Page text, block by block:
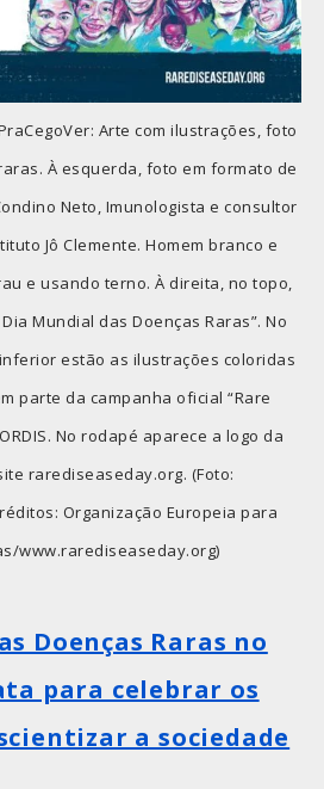
Arte com ilustrações, foto
À esquerda, foto em formato de
Neto, Imunologista e consultor
Jô Clemente. Homem branco e
e usando terno. À direita, no topo,
Mundial das Doenças Raras”. No
estão as ilustrações coloridas
parte da campanha oficial “Rare
No rodapé aparece a logo da
rarediseaseday.org. (Foto:
Organização Europeia para
www.rarediseaseday.org)
Doenças Raras no
para celebrar os
a sociedade